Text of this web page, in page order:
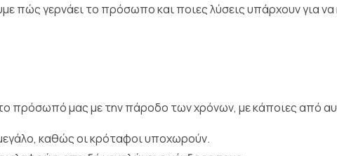
πώς γερνάει το πρόσωπο και ποιες λύσεις υπάρχουν για
πρόσωπό μας με την πάροδο των χρόνων, με κάποιες από
καθώς οι κρόταφοι υποχωρούν.